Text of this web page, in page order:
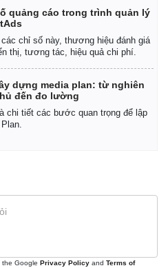
quảng cáo trong trình quản lý
các chỉ số này, thương hiệu đánh giá
thị, tương tác, hiệu quả chi phí.
dựng media plan: từ nghiên
đến đo lường
chi tiết các bước quan trọng để lập
the Google Privacy Policy and Terms of